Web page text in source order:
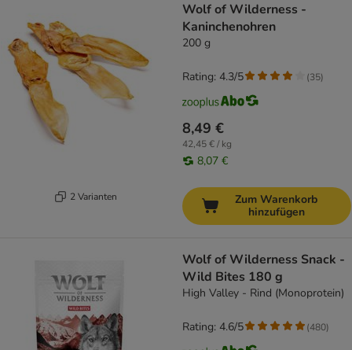
2 Varianten
Wolf of Wilderness -
Kaninchenohren
200 g
8,49 €
42,45 € / kg
8,07 €
Rating: 4.3/5 (35)
Zum Warenkorb
hinzufügen
Wolf of Wilderness Snack -
Wild Bites 180 g
High Valley - Rind (Monoprotein)
Rating: 4.6/5 (480)